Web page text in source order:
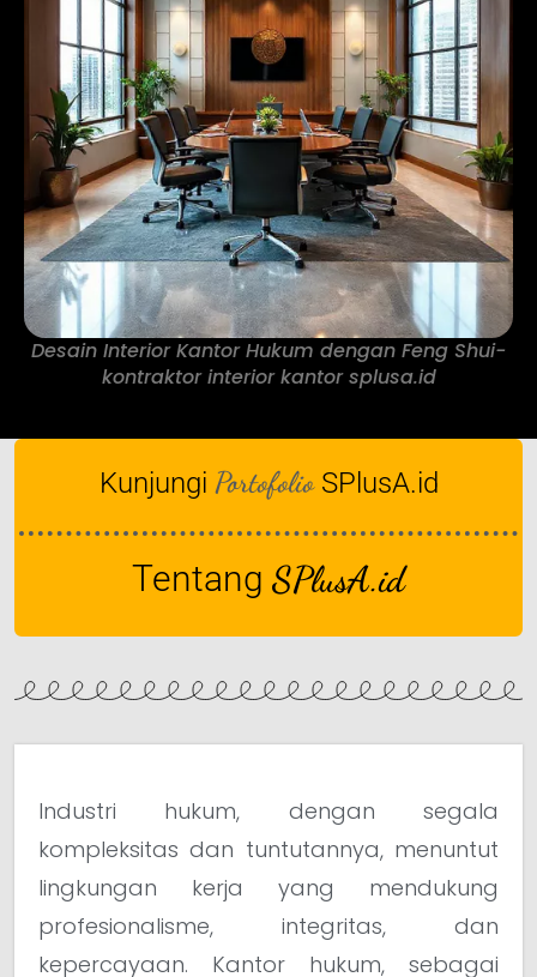
Desain Interior Kantor Hukum dengan Feng Shui-
kontraktor interior kantor splusa.id
Kunjungi Portofolio SPlusA.id
Tentang SPlusA.id
Industri hukum, dengan segala
kompleksitas dan tuntutannya, menuntut
lingkungan kerja yang mendukung
profesionalisme, integritas, dan
kepercayaan. Kantor hukum, sebagai